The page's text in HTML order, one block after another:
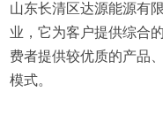
山东长清区达源能源有
业，它为客户提供综合
费者提供较优质的产品
模式。